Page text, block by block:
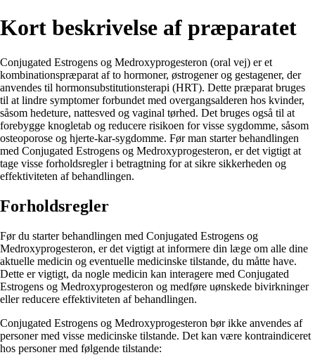
Kort beskrivelse af præparatet
Conjugated Estrogens og Medroxyprogesteron (oral vej) er et
kombinationspræparat af to hormoner, østrogener og gestagener, der
anvendes til hormonsubstitutionsterapi (HRT). Dette præparat bruges
til at lindre symptomer forbundet med overgangsalderen hos kvinder,
såsom hedeture, nattesved og vaginal tørhed. Det bruges også til at
forebygge knogletab og reducere risikoen for visse sygdomme, såsom
osteoporose og hjerte-kar-sygdomme. Før man starter behandlingen
med Conjugated Estrogens og Medroxyprogesteron, er det vigtigt at
tage visse forholdsregler i betragtning for at sikre sikkerheden og
effektiviteten af ​​behandlingen.
Forholdsregler
Før du starter behandlingen med Conjugated Estrogens og
Medroxyprogesteron, er det vigtigt at informere din læge om alle dine
aktuelle medicin og eventuelle medicinske tilstande, du måtte have.
Dette er vigtigt, da nogle medicin kan interagere med Conjugated
Estrogens og Medroxyprogesteron og medføre uønskede bivirkninger
eller reducere effektiviteten af ​​behandlingen.
Conjugated Estrogens og Medroxyprogesteron bør ikke anvendes af
personer med visse medicinske tilstande. Det kan være kontraindiceret
hos personer med følgende tilstande: